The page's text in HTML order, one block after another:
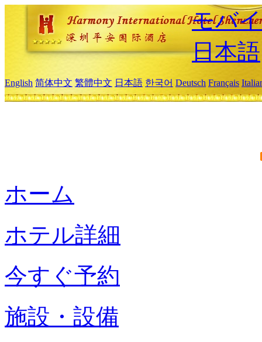
モバ
日本語
English 简体中文 繁體中文 日本語 한국어 Deutsch Français
ホーム
ホテル詳細
今すぐ予約
施設・設備